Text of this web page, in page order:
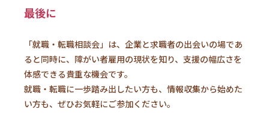
最後に
「就職・転職相談会」は、企業と求職者の出会いの場であ
ると同時に、障がい者雇用の現状を知り、支援の幅広さを
体感できる貴重な機会です。
就職・転職に一歩踏み出したい方も、情報収集から始めた
い方も、ぜひお気軽にご参加ください。